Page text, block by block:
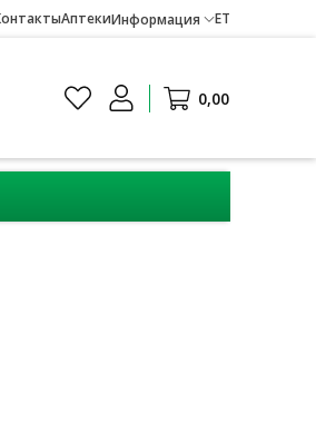
АптекиИнформация ET
0,00